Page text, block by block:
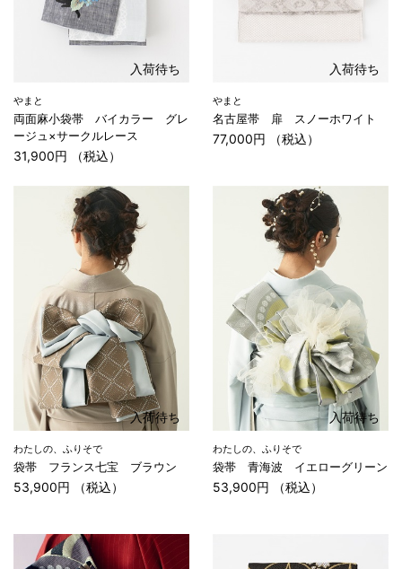
入荷待ち
やまと
両面麻小袋帯 バイカラー グレ
ージュ×サークルレース
31,900円 （税込）
入荷待ち
やまと
名古屋帯 扉 スノーホワイト
77,000円 （税込）
入荷待ち
わたしの、ふりそで
袋帯 フランス七宝 ブラウン
53,900円 （税込）
入荷待ち
わたしの、ふりそで
袋帯 青海波 イエローグリーン
53,900円 （税込）